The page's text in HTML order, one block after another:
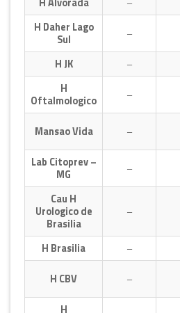
H Daher Lago
Sul
–
H JK
–
H
Oftalmologico
–
Mansao Vida
–
Lab Citoprev –
MG
–
Cau H
Urologico de
Brasilia
–
H Brasilia –
H CBV
–
H